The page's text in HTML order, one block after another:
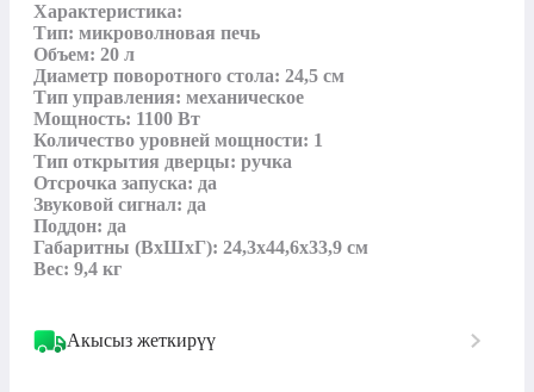
Характеристика:
Тип: микроволновая печь
Объем: 20 л
Диаметр поворотного стола: 24,5 см
Тип управления: механическое
Мощность: 1100 Вт
Количество уровней мощности: 1
Тип открытия дверцы: ручка
Отсрочка запуска: да
Звуковой сигнал: да
Поддон: да
Габаритны (ВхШхГ): 24,3х44,6х33,9 см
Вес: 9,4 кг
Акысыз жеткирүү